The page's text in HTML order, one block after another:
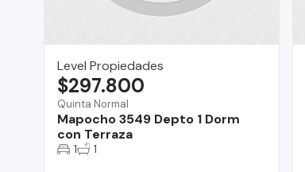
Level Propiedades
Quinta Normal
Mapocho 3549 Depto 1 Dorm
con Terraza
$297.800
1 1